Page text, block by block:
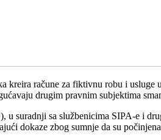
kreira račune za fiktivnu robu i
drugim pravnim subjektima
suradnji sa službenicima SIPA-e i
dokaze zbog sumnje da su